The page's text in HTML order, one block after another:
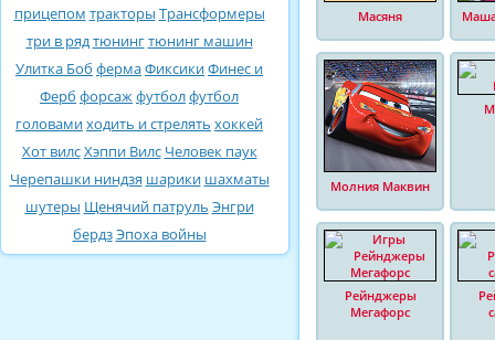
прицепом тракторы Трансформеры
три в рядтюнингтюнинг машин
Улитка Боб фермаФиксикиФинес и
Ферб форсажфутболфутбол
головамиходить и стрелять хоккей
Хот вилсХэппи Вилс Человек паук
Черепашки ниндзя шарики шахматы
шутеры Щенячий патруль Энгри
бердзЭпоха войны
Масяня
Молния Маквин
Рейнджеры
Мегафорс